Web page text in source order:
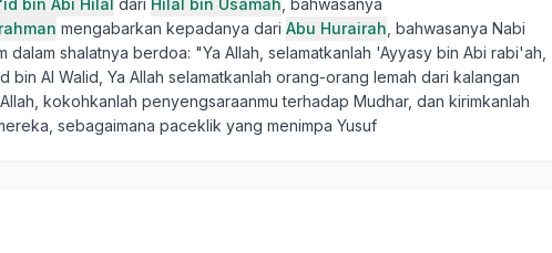
bin Abi Hilal dari Hilal bin Usamah , bahwasanya
mengabarkan kepadanya dari Abu Hurairah , bahwasanya Nabi
dalam shalatnya berdoa: "Ya Allah, selamatkanlah 'Ayyasy bin Abi rabi'ah,
bin Al Walid, Ya Allah selamatkanlah orang-orang lemah dari kalangan
kokohkanlah penyengsaraanmu terhadap Mudhar, dan kirimkanlah
sebagaimana paceklik yang menimpa Yusuf